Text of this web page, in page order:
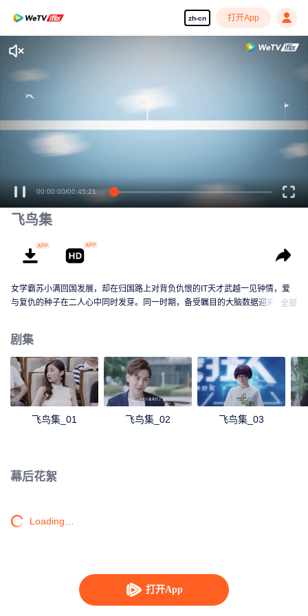
zh-cn 打开App
打开App
00:00:00/00:45:21
飞鸟集
女学霸苏小满回国发展，却在归国路上对背负仇恨的IT天才武越一见钟情，爱
与复仇的种子在二人心中同时发芽。同一时期，备受瞩目的大脑数据迎来了新
男张江等人成为同事。而拥有“傲人外貌”的老员工柴晴，却在工作和爱情中屡不
得志，开始暗中算计苏小满。几个年轻人之间的关系因为爱与被爱、信任与欺
骗，开始发生微妙变化。 背负仇恨、面对诱惑、遭遇背叛……留学生活中热血
满怀的他们，将如何适应国内社会生活的“丛林法则”？又将如何延续友谊的纯粹
和爱情的忠贞？世界以痛吻我，我能否报之以歌？
全部
剧集
飞鸟集_01 飞鸟集_02 飞鸟集_03
幕后花絮
Loading…